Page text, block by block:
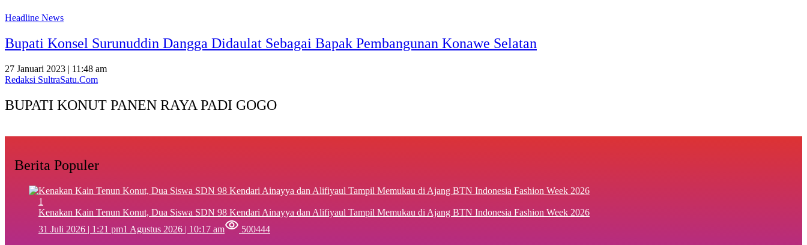
Headline News
Bupati Konsel Surunuddin Dangga Didaulat Sebagai Bapak Pembangunan Konawe Selatan
27 Januari 2023 | 11:48 am
Redaksi SultraSatu.Com
BUPATI KONUT PANEN RAYA PADI GOGO
Berita Populer
1
‎Kenakan Kain Tenun Konut, Dua Siswa SDN 98 Kendari Ainayya dan Alifiyaul Tampil Memukau di Ajang BTN Indonesia Fashion Week 2026
31 Juli 2026 | 1:21 pm1 Agustus 2026 | 10:17 am 500444